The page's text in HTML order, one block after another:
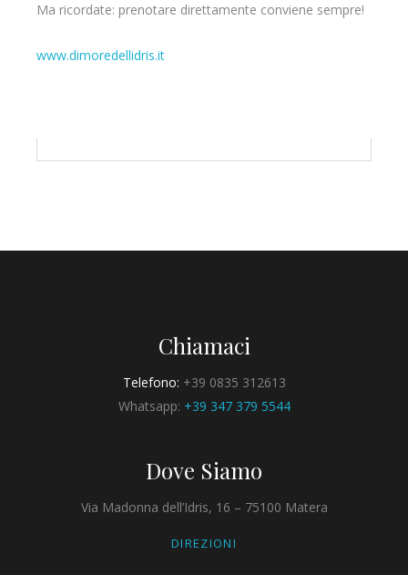
Ma ricordate: prenotare direttamente conviene sempre!
www.dimoredellidris.it
Chiamaci
Telefono: +39 0835 312613
Whatsapp: +39 347 379 5544
Dove Siamo
Via Madonna dell’Idris, 16 – 75100 Matera
DIREZIONI